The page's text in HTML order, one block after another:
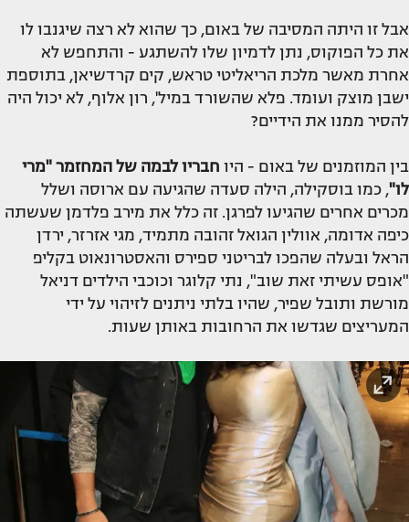
אבל זו היתה המסיבה של באום, כך שהוא לא רצה שיגנבו לו
את כל הפוקוס, נתן לדמיון שלו להשתגע - והתחפש לא
אחרת מאשר מלכת הריאליטי טראש, קים קרדשיאן, בתוספת
ישבן מוצק ועומד. פלא שהשורד במיל', רון אלוף, לא יכול היה
להסיר ממנו את הידיים?
בין המוזמנים של באום - היו חבריו לבמה של המחזמר "מרי
לו", כמו בוסקילה, הילה סעדה שהגיעה עם ארוסה ושלל
מכרים אחרים שהגיעו לפרגן. זה כלל את מירב פלדמן שעשתה
כיפה אדומה, אוולין הגואל זהובה מתמיד, מגי אזרזר, ירדן
הראל ובעלה שהפכו לבריטני ספירס והאסטרונאוט בקליפ
"אופס עשיתי זאת שוב", נתי קלוגר וכוכבי הילדים דניאל
מורשת ותובל שפיר, שהיו בלתי ניתנים לזיהוי על ידי
המעריצים שגדשו את הרחובות באותן שעות.